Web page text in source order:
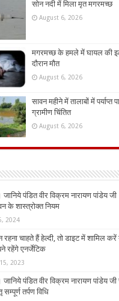
सोन नदी में मिला मृत मगरमच्छ
August 6, 2026
मगरमच्छ के हमले में घायल की
दौरान मौत
August 6, 2026
सावन महीने में तालाबों में पर्याप्त
ग्रामीण चिंतित
August 6, 2026
पंडित वीर विक्रम नारायण पांडेय जी
के शास्त्रोक्त नियम
2024
रहना चाहते हैं हेल्दी, तो डाइट में शामिल
रहेंगे एनर्जेटिक
2023
पंडित वीर विक्रम नारायण पांडेय
तर्पण विधि